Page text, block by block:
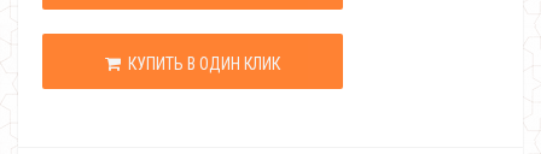
КУПИТЬ В ОДИН КЛИК